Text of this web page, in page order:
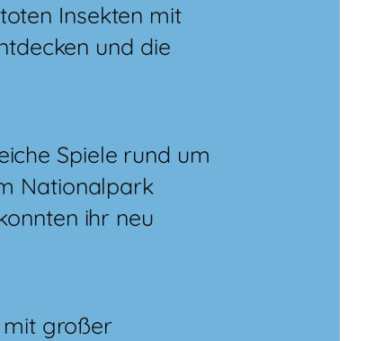
Insekten mit
und die
Spiele rund um
Nationalpark
ihr neu
mit großer